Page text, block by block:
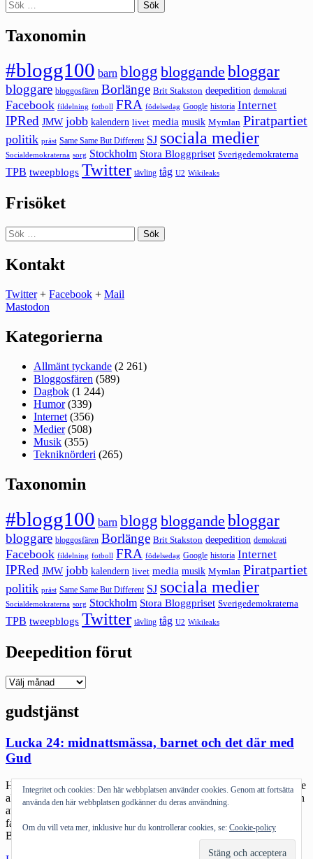
Sök
efter:
Taxonomin
#blogg100 barn blogg bloggande bloggar
bloggare bloggosfären Borlänge Brit Stakston deepedition demokrati
Facebook fildelning fotboll FRA födelsedag Google historia Internet
IPRed JMW jobb kalendern livet media musik Mymlan Piratpartiet
politik präst Same Same But Different SJ sociala medier
Socialdemokraterna sorg Stockholm Stora Bloggpriset Sverigedemokraterna
TPB tweepblogs Twitter tävling tåg U2 Wikileaks
Frisöket
Sök
efter:
Kontakt
Twitter+ Facebook + Mail
Mastodon
Kategorierna
Allmänt tyckande (2 261)
Bloggosfären (589)
Dagbok (1 244)
Humor(339)
Internet (356)
Medier(508)
Musik (355)
Tekniknörderi (265)
Taxonomin
#blogg100 barn blogg bloggande bloggar
bloggare bloggosfären Borlänge Brit Stakston deepedition demokrati
Facebook fildelning fotboll FRA födelsedag Google historia Internet
IPRed JMW jobb kalendern livet media musik Mymlan Piratpartiet
politik präst Same Same But Different SJ sociala medier
Socialdemokraterna sorg Stockholm Stora Bloggpriset Sverigedemokraterna
TPB tweepblogs Twitter tävling tåg U2 Wikileaks
Deepedition förut
Deepedition
gudstjänst
Lucka 24: midnattsmässa, barnet och det där med
Gud
Hamnar inatt i en stillsam pratstund med @nvagge om känslan att se
alla vänner gå till midnattsmässor. Båda har vi vår bakgrund där i en
av de goda delarna av kyrkan. Mitt i det brusande fantastiska att
faktiskt någon kan kombinera kamp för frihet här och nu och Gud.
Båda har också sin grund i […]
Integritet och cookies: Den här webbplatsen använder cookies. Genom att fortsätta
använda den här webbplatsen godkänner du deras användning.
Om du vill veta mer, inklusive hur du kontrollerar cookies, se: Cookie-policy